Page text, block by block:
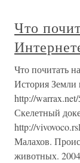
Что
Что почитать
История Земли
http://
Скелетный
http://
Малахов.
животных.